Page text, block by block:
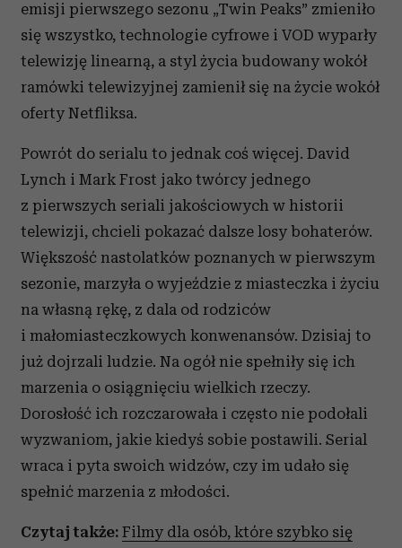
emisji pierwszego sezonu „Twin Peaks” zmieniło
się wszystko, technologie cyfrowe i VOD wyparły
telewizję linearną, a styl życia budowany wokół
ramówki telewizyjnej zamienił się na życie wokół
oferty Netfliksa.
Powrót do serialu to jednak coś więcej. David
Lynch i Mark Frost jako twórcy jednego
z pierwszych seriali jakościowych w historii
telewizji, chcieli pokazać dalsze losy bohaterów.
Większość nastolatków poznanych w pierwszym
sezonie, marzyła o wyjeździe z miasteczka i życiu
na własną rękę, z dala od rodziców
i małomiasteczkowych konwenansów. Dzisiaj to
już dojrzali ludzie. Na ogół nie spełniły się ich
marzenia o osiągnięciu wielkich rzeczy.
Dorosłość ich rozczarowała i często nie podołali
wyzwaniom, jakie kiedyś sobie postawili. Serial
wraca i pyta swoich widzów, czy im udało się
spełnić marzenia z młodości.
Czytajtakże: Filmy dla osób, które szybko się